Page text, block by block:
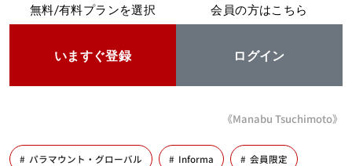
無料/有料プランを選択
いますぐ登録
会員の方はこちら
ログイン
《Manabu Tsuchimoto》
パラマウント・グローバル Informa 会員限定